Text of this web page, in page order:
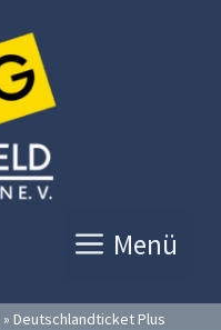
Menü
» Deutschlandticket Plus